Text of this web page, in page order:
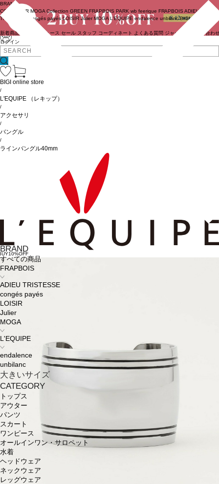
ログイン
BRAND
COUTURIER MOGA Collection GREEN FRAPBOIS PARK wb feerique FRAPBOIS ADIEU
TRISTESSE
congés payés LOISIR Julier MOGA L'EQUIPE endalence unbilanc BIGI online store
新着商品 ニュース セール スタッフ コーディネート よくある質問 ジャーナル お問い合わ
BRAND
すべての商品
FRAPBOIS
ADIEU TRISTESSE
congés payés
LOISIR
Julier
MOGA
L'EQUIPE
endalence
unbilanc
大きいサイズ
CATEGORY
トップス
アウター
パンツ
スカート
ワンピース
オールインワン・サロペット
水着
ヘッドウェア
ネックウェア
レッグウェア
BIGI online store
/
L'EQUIPE （レキップ）
/
アクセサリ
/
バングル
/
ラインバングル40mm